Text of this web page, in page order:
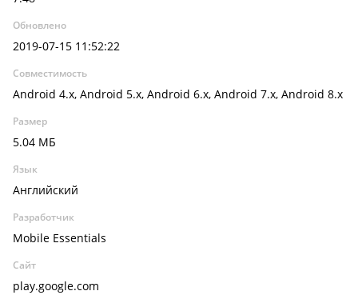
Обновлено
2019-07-15 11:52:22
Совместимость
Android 4.x, Android 5.x, Android 6.x, Android 7.x, Android 8.x
Размер
5.04 МБ
Язык
Английский
Разработчик
Mobile Essentials
Сайт
play.google.com